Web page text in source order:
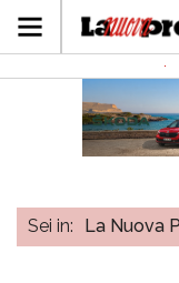
Sei in: La Nuova